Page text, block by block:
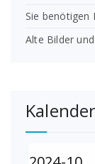
Sie benötigen
Alte Bilder
Kalender